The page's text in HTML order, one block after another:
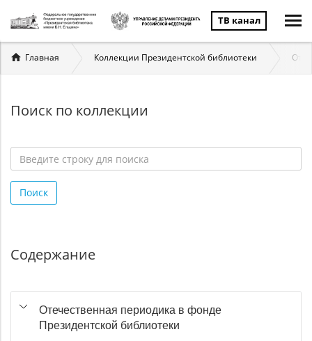
ТВ канал
Вы
здесь
Главная Коллекции Президентской библиотеки
Поиск по коллекции
строку
для
Поиск
Содержание
Отечественная периодика в фонде
Президентской библиотеки